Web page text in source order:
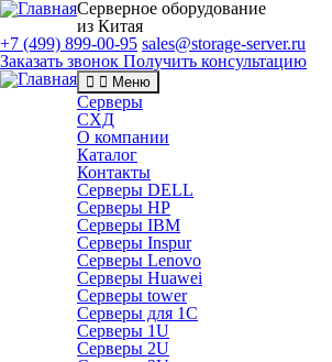
Серверное оборудование
из Китая
+7 (499) 899-00-95 sales@storage-server.ru
Заказать звонок Получить консультацию
Меню
Серверы
СХД
О компании
Каталог
Контакты
Серверы DELL
Серверы HP
Серверы IBM
Серверы Inspur
Серверы Lenovo
Серверы Huawei
Серверы tower
Серверы для 1C
Серверы 1U
Серверы 2U